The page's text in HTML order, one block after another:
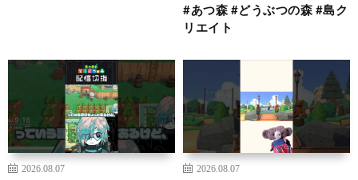
#あつ森 #どうぶつの森 #島ク
リエイト
2026.08.07 2026.08.07